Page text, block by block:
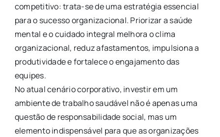
competitivo: trata-se de uma estratégia essencial
para o sucesso organizacional. Priorizar a saúde
mental e o cuidado integral melhora o clima
organizacional, reduz afastamentos, impulsiona a
produtividade e fortalece o engajamento das
equipes.
No atual cenário corporativo, investir em um
ambiente de trabalho saudável não é apenas uma
questão de responsabilidade social, mas um
elemento indispensável para que as organizações